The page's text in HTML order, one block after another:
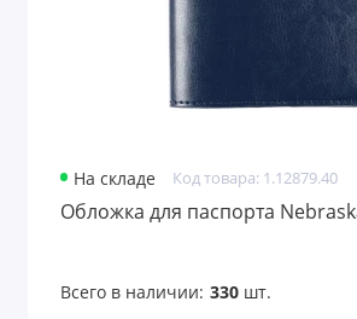
На складе Код товара: 1.12879.40
Обложка для паспорта
Всего в наличии: 330шт.